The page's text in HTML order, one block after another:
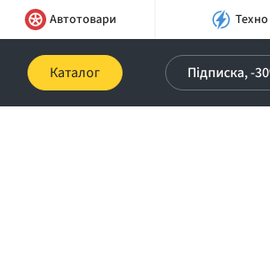
Автотовари Техно
Каталог Підписка, -